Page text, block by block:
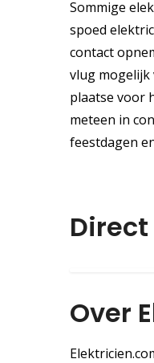
Sommige
spoed
contact
vlug mogelijk
plaatse voor
meteen in
feestdagen
Over